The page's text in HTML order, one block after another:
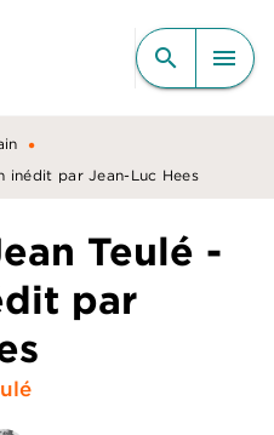
CONTENU
search menu
•
inédit par Jean-Luc Hees
Teulé -
par